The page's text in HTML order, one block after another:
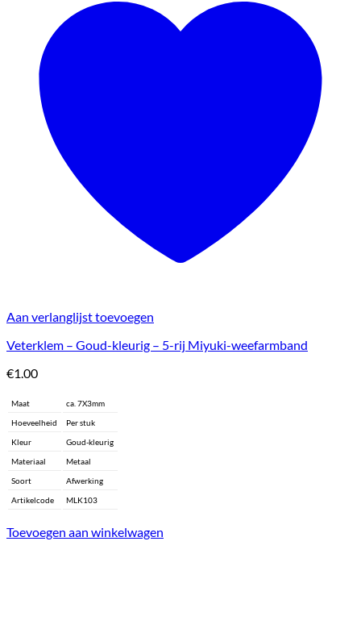
Aan verlanglijst toevoegen
Veterklem – Goud-kleurig – 5-rij Miyuki-weefarmband
€1.00
Maat
ca. 7X3mm
Hoeveelheid
Per stuk
Kleur
Goud-kleurig
Materiaal
Metaal
Soort
Afwerking
Artikelcode
MLK103
Toevoegen aan winkelwagen